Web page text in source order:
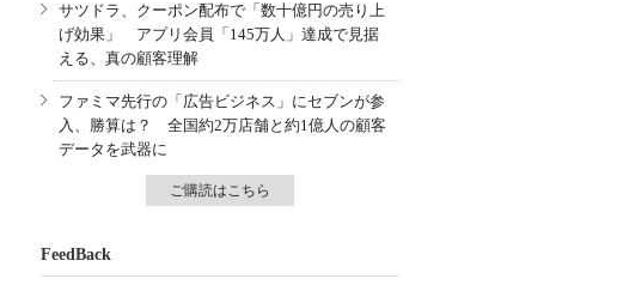
サツドラ、クーポン配布で「数十億円の売り上
げ効果」 アプリ会員「145万人」達成で見据
える、真の顧客理解
ファミマ先行の「広告ビジネス」にセブンが参
入、勝算は？ 全国約2万店舗と約1億人の顧客
データを武器に
ご購読はこちら
FeedBack